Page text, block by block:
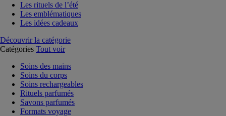
Les rituels de l’été
Les emblématiques
Les idées cadeaux
Découvrir la catégorie
Catégories Tout voir
Soins des mains
Soins du corps
Soins rechargeables
Rituels parfumés
Savons parfumés
Formats voyage